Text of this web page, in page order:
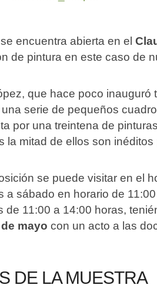
encuentra abierta en el
de pintura en este caso de
que hace poco inauguró
una serie de pequeños
por una treintena de
la mitad de ellos son
se puede visitar en el
a sábado en horario de
de 11:00 a 14:00 horas,
mayo con un acto a las
DE LA MUESTRA